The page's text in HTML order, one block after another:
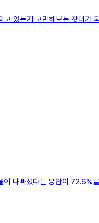
있는지 고민해보는 잣대가
나빠졌다는 응답이 72.6%